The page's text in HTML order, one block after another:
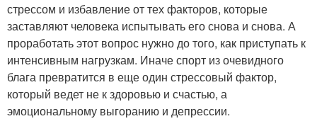
стрессом и избавление от тех факторов, которые
заставляют человека испытывать его снова и снова. А
проработать этот вопрос нужно до того, как приступать к
интенсивным нагрузкам. Иначе спорт из очевидного
блага превратится в еще один стрессовый фактор,
который ведет не к здоровью и счастью, а
эмоциональному выгоранию и депрессии.